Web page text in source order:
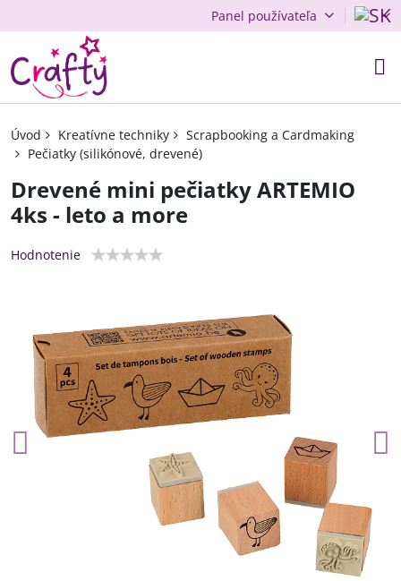
Panel používateľa
Úvod Kreatívne techniky
Scrapbooking a Cardmaking
Pečiatky (silikónové, drevené)
Drevené mini pečiatky ARTEMIO
4ks - leto a more
Hodnotenie